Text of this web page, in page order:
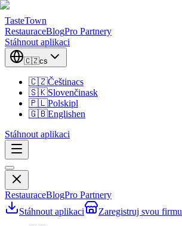
TasteTown
RestauraceBlogPro Partnery
Stáhnout aplikaci
🇨🇿cs
🇨🇿Češtinacs
🇸🇰Slovenčinask
🇵🇱Polskipl
🇬🇧Englishen
Stáhnout aplikaci
RestauraceBlogPro Partnery
Stáhnout aplikaci
Zaregistruj svou firmu